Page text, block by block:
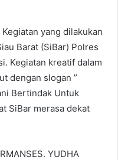
Kegiatan yang dilakukan
Barat (SiBar) Polres
Kegiatan kreatif dalam
dengan slogan ”
Bertindak Untuk
SiBar merasa dekat
YUDHA